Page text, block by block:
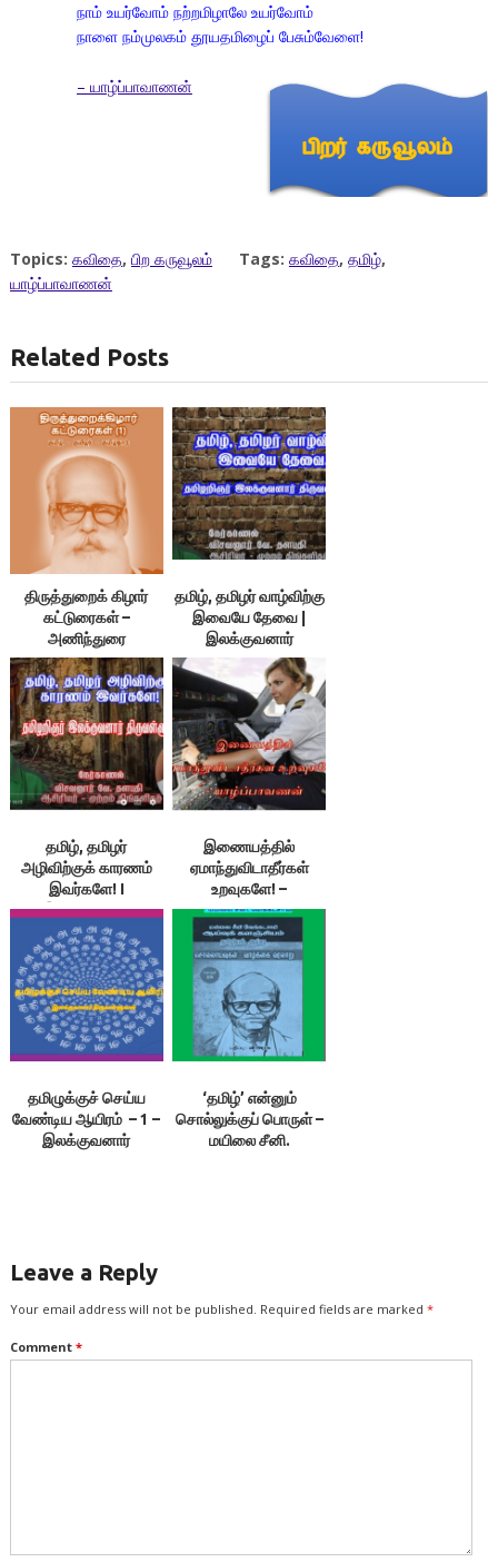
நாம் உயர்வோம் நற்றமிழாலே உயர்வோம்
நாளை நம்முலகம் தூயதமிழைப் பேசும்வேளை!
– யாழ்ப்பாவாணன்
Topics: கவிதை, பிற கருவூலம் Tags: கவிதை, தமிழ்,
யாழ்ப்பாவாணன்
Related Posts
திருத்துறைக் கிழார்
கட்டுரைகள் –
அணிந்துரை
தமிழ், தமிழர் வாழ்விற்கு
இவையே தேவை |
இலக்குவனார்
திருவள்ளுவன் |
விசவனூர் வே. தளபதி
தமிழ், தமிழர்
அழிவிற்குக் காரணம்
இவர்களே! I
இலக்குவனார்
திருவள்ளுவன்
இணையத்தில்
ஏமாந்துவிடாதீர்கள்
உறவுகளே! –
யாழ்ப்பாவாணன்
தமிழுக்குச் செய்ய
வேண்டிய ஆயிரம் – 1 –
இலக்குவனார்
‘தமிழ்’ என்னும்
சொல்லுக்குப் பொருள் –
மயிலை சீனி.
Leave a Reply
Your email address will not be published. Required fields are marked *
Comment *